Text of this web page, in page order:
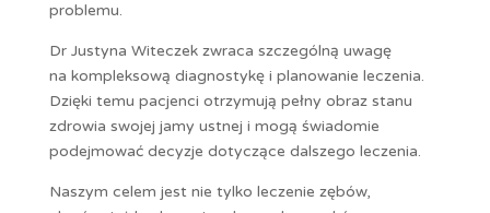
problemu.
Dr Justyna Witeczek zwraca szczególną uwagę
na kompleksową diagnostykę i planowanie leczenia.
Dzięki temu pacjenci otrzymują pełny obraz stanu
zdrowia swojej jamy ustnej i mogą świadomie
podejmować decyzje dotyczące dalszego leczenia.
Naszym celem jest nie tylko leczenie zębów,